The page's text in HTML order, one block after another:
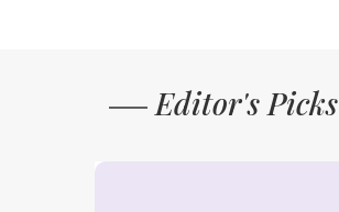
Editor's Picks